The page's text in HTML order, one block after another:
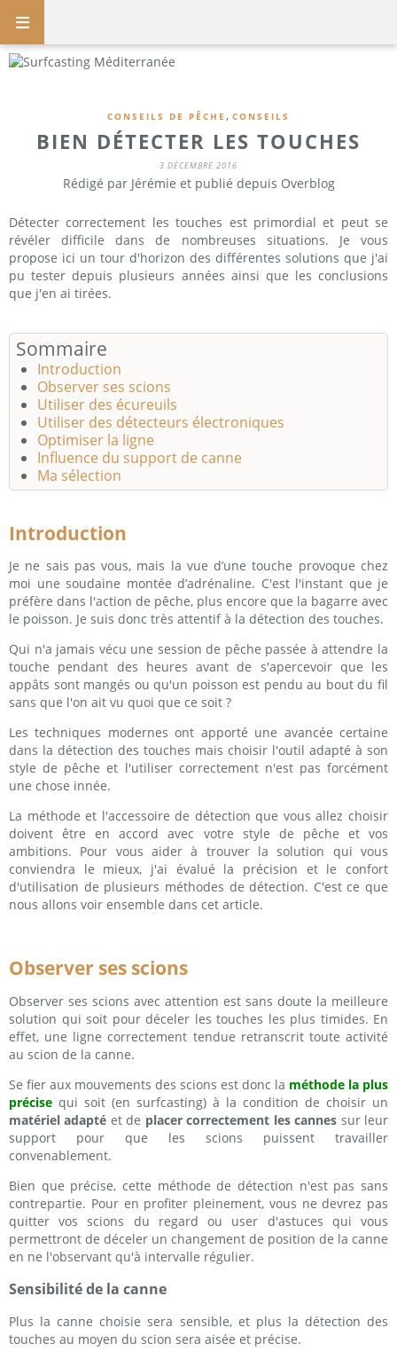
CONSEILS DE PÊCHE , CONSEILS
BIEN DÉTECTER LES TOUCHES
3 DÉCEMBRE 2016
Rédigé par Jérémie et publié depuis Overblog
Détecter correctement les touches est primordial et peut se
révéler difficile dans de nombreuses situations. Je vous
propose ici un tour d'horizon des différentes solutions que j'ai
pu tester depuis plusieurs années ainsi que les conclusions
que j'en ai tirées.
Sommaire
Introduction
Observer ses scions
Utiliser des écureuils
Utiliser des détecteurs électroniques
Optimiser la ligne
Influence du support de canne
Ma sélection
Introduction
Je ne sais pas vous, mais la vue d’une touche provoque chez
moi une soudaine montée d’adrénaline. C'est l'instant que je
préfère dans l'action de pêche, plus encore que la bagarre avec
le poisson. Je suis donc très attentif à la détection des touches.
Qui n'a jamais vécu une session de pêche passée à attendre la
touche pendant des heures avant de s'apercevoir que les
appâts sont mangés ou qu'un poisson est pendu au bout du fil
sans que l'on ait vu quoi que ce soit ?
Les techniques modernes ont apporté une avancée certaine
dans la détection des touches mais choisir l'outil adapté à son
style de pêche et l'utiliser correctement n'est pas forcément
une chose innée.
La méthode et l'accessoire de détection que vous allez choisir
doivent être en accord avec votre style de pêche et vos
ambitions. Pour vous aider à trouver la solution qui vous
conviendra le mieux, j'ai évalué la précision et le confort
d'utilisation de plusieurs méthodes de détection. C'est ce que
nous allons voir ensemble dans cet article.
Observer ses scions
Observer ses scions avec attention est sans doute la meilleure
solution qui soit pour déceler les touches les plus timides. En
effet, une ligne correctement tendue retranscrit toute activité
au scion de la canne.
Se fier aux mouvements des scions est donc la méthode la plus
précise qui soit (en surfcasting) à la condition de choisir un
matériel adapté et de placer correctement les cannes sur leur
support pour que les scions puissent travailler
convenablement.
Bien que précise, cette méthode de détection n'est pas sans
contrepartie. Pour en profiter pleinement, vous ne devrez pas
quitter vos scions du regard ou user d'astuces qui vous
permettront de déceler un changement de position de la canne
en ne l'observant qu'à intervalle régulier.
Sensibilité de la canne
Plus la canne choisie sera sensible, et plus la détection des
touches au moyen du scion sera aisée et précise.